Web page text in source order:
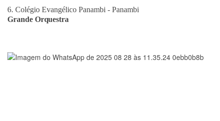
6. Colégio Evangélico Panambi - Panambi
Grande Orquestra